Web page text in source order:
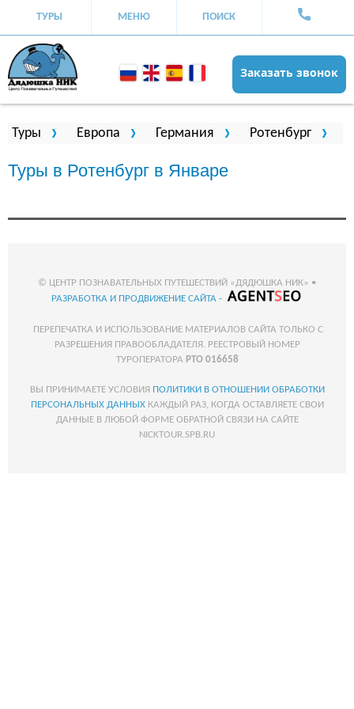
ТУРЫ МЕНЮ ПОИСК
Заказать звонок
Вы здесь
Туры Европа Германия Ротенбург
Туры в Ротенбург в Январе
© ЦЕНТР ПОЗНАВАТЕЛЬНЫХ ПУТЕШЕСТВИЙ «ДЯДЮШКА НИК» •
РАЗРАБОТКА И ПРОДВИЖЕНИЕ САЙТА -
ПЕРЕПЕЧАТКА И ИСПОЛЬЗОВАНИЕ МАТЕРИАЛОВ САЙТА ТОЛЬКО С
РАЗРЕШЕНИЯ ПРАВООБЛАДАТЕЛЯ. РЕЕСТРОВЫЙ НОМЕР
ТУРОПЕРАТОРА РТО 016658
ВЫ ПРИНИМАЕТЕ УСЛОВИЯ ПОЛИТИКИ В ОТНОШЕНИИ ОБРАБОТКИ
ПЕРСОНАЛЬНЫХ ДАННЫХКАЖДЫЙ РАЗ, КОГДА ОСТАВЛЯЕТЕ СВОИ
ДАННЫЕ В ЛЮБОЙ ФОРМЕ ОБРАТНОЙ СВЯЗИ НА САЙТЕ
NICKTOUR.SPB.RU